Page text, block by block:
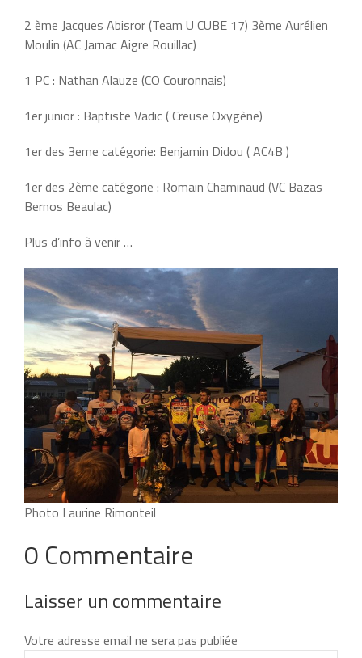
2 ème Jacques Abisror (Team U CUBE 17) 3ème Aurélien
Moulin (AC Jarnac Aigre Rouillac)
1 PC : Nathan Alauze (CO Couronnais)
1er junior : Baptiste Vadic ( Creuse Oxygène)
1er des 3eme catégorie: Benjamin Didou ( AC4B )
1er des 2ème catégorie : Romain Chaminaud (VC Bazas
Bernos Beaulac)
Plus d’info à venir …
Photo Laurine Rimonteil
0 Commentaire
Laisser un commentaire
Votre adresse email ne sera pas publiée